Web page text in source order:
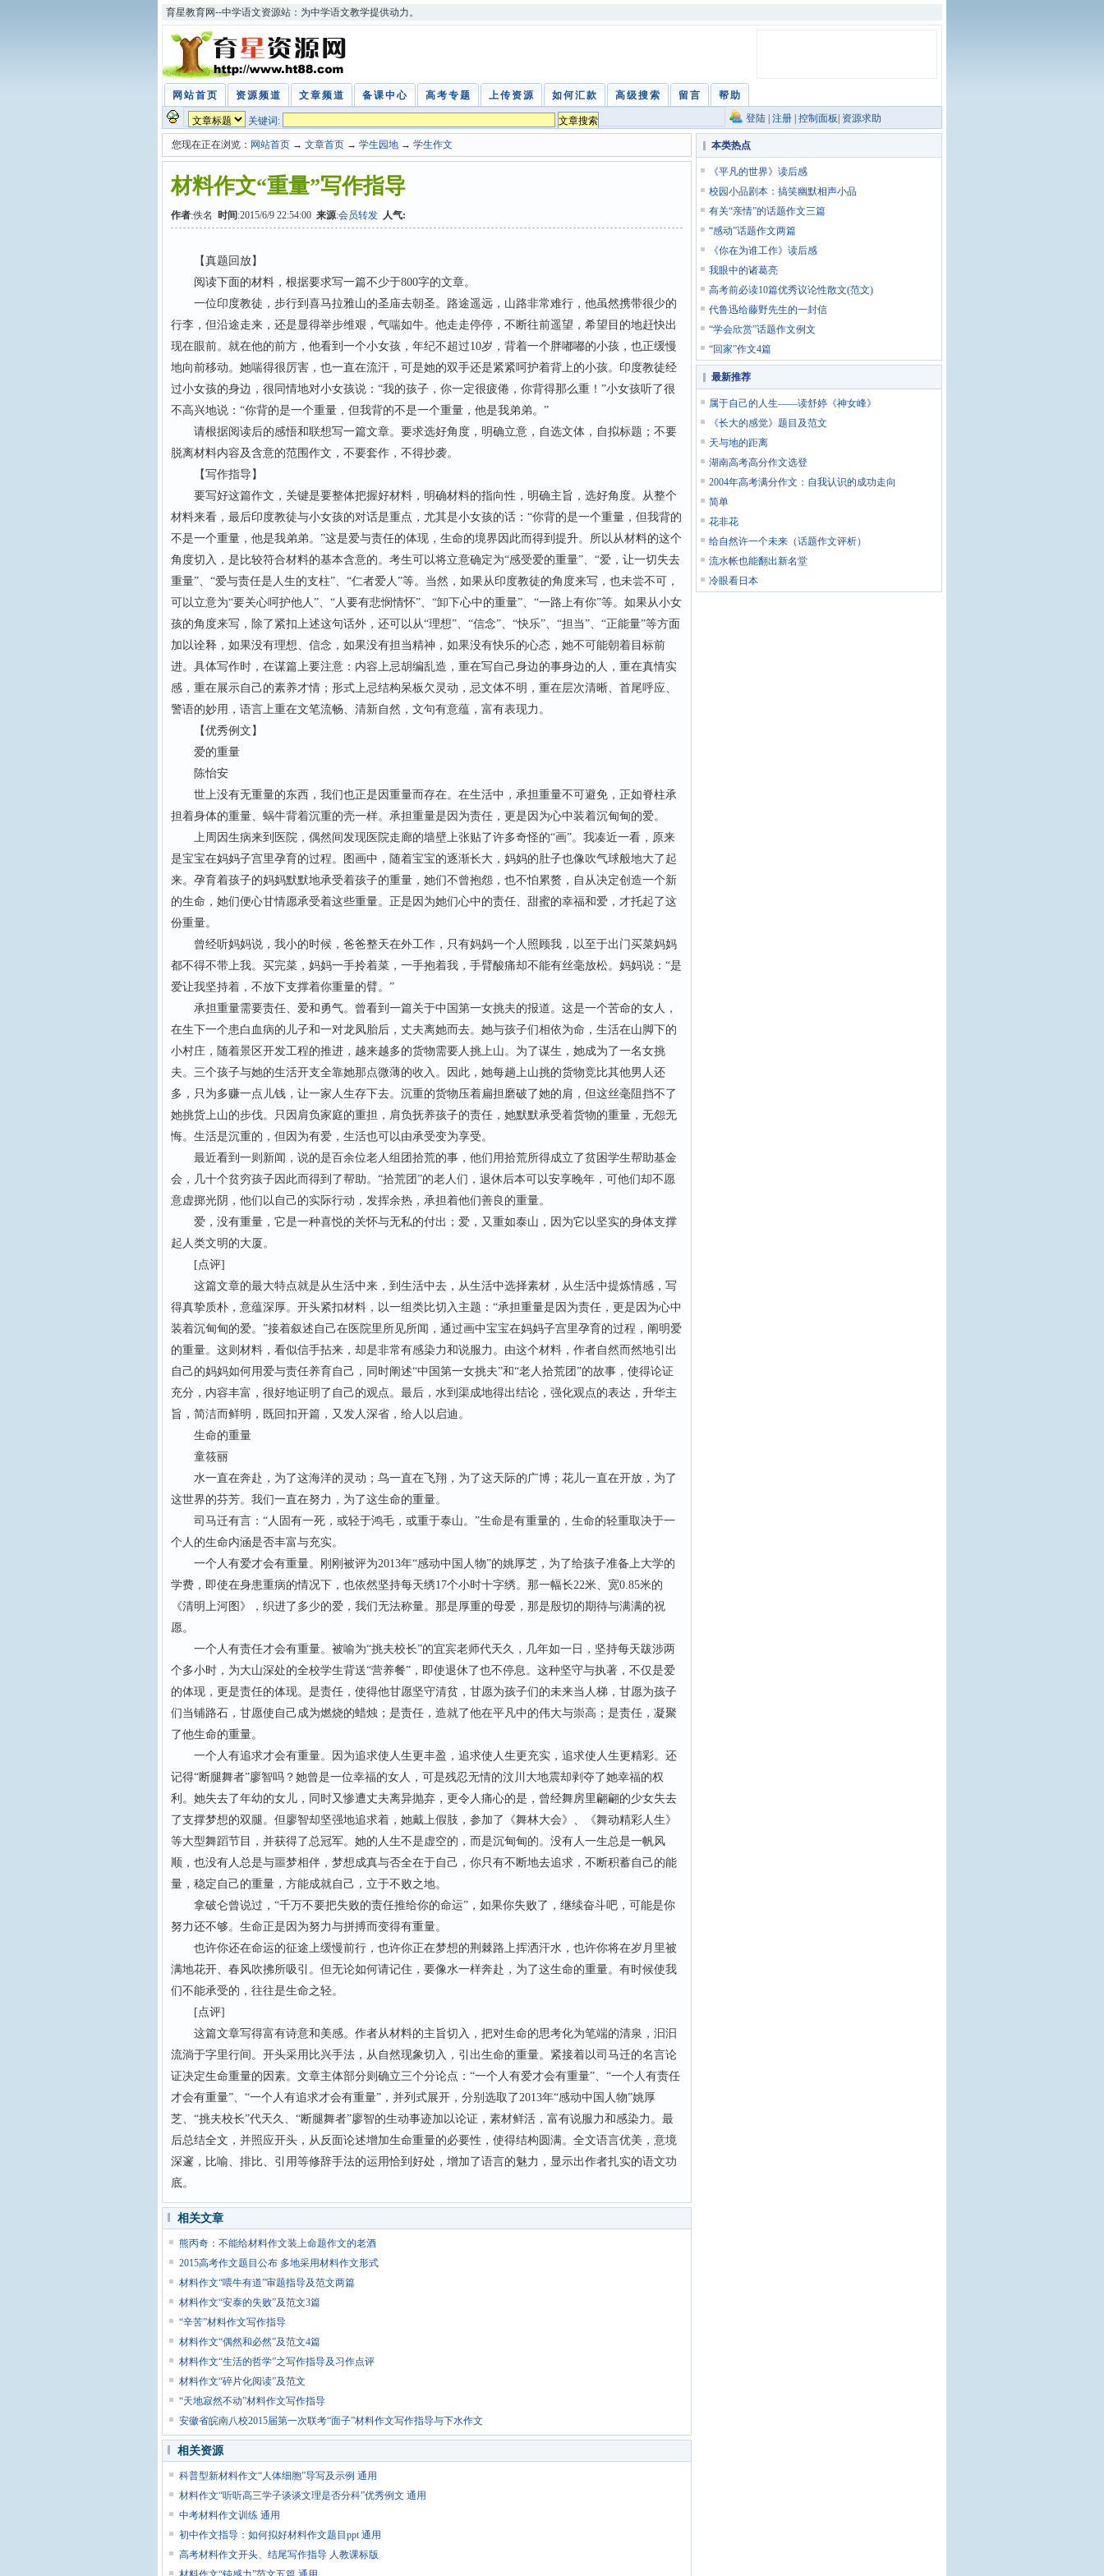
育星教育网--中学语文资源站：为中学语文教学提供动力。
网站首页 资源频道 文章频道 备课中心 高考专题 上传资源 如何汇款 高级搜索 留言 帮助
关键词: 登陆 注册 控制面板 资源求助
您现在正在浏览： 网站首页 → 文章首页 → 学生园地 → 学生作文
材料作文“重量”写作指导
作者:佚名 时间 :2015/6/9 22:54:00 来源:会员转发 人气:
【真题回放】
阅读下面的材料，根据要求写一篇不少于800字的文章。
一位印度教徒，步行到喜马拉雅山的圣庙去朝圣。路途遥远，山路非常难行，他虽然携带很少的
行李，但沿途走来，还是显得举步维艰，气喘如牛。他走走停停，不断往前遥望，希望目的地赶快出
现在眼前。就在他的前方，他看到一个小女孩，年纪不超过10岁，背着一个胖嘟嘟的小孩，也正缓慢
地向前移动。她喘得很厉害，也一直在流汗，可是她的双手还是紧紧呵护着背上的小孩。印度教徒经
过小女孩的身边，很同情地对小女孩说：“我的孩子，你一定很疲倦，你背得那么重！”小女孩听了很
不高兴地说：“你背的是一个重量，但我背的不是一个重量，他是我弟弟。”
请根据阅读后的感悟和联想写一篇文章。要求选好角度，明确立意，自选文体，自拟标题；不要
脱离材料内容及含意的范围作文，不要套作，不得抄袭。
【写作指导】
要写好这篇作文，关键是要整体把握好材料，明确材料的指向性，明确主旨，选好角度。从整个
材料来看，最后印度教徒与小女孩的对话是重点，尤其是小女孩的话：“你背的是一个重量，但我背的
不是一个重量，他是我弟弟。”这是爱与责任的体现，生命的境界因此而得到提升。所以从材料的这个
角度切入，是比较符合材料的基本含意的。考生可以将立意确定为“感受爱的重量”、“爱，让一切失去
重量”、“爱与责任是人生的支柱”、“仁者爱人”等。当然，如果从印度教徒的角度来写，也未尝不可，
可以立意为“要关心呵护他人”、“人要有悲悯情怀”、“卸下心中的重量”、“一路上有你”等。如果从小女
孩的角度来写，除了紧扣上述这句话外，还可以从“理想”、“信念”、“快乐”、“担当”、“正能量”等方面
加以诠释，如果没有理想、信念，如果没有担当精神，如果没有快乐的心态，她不可能朝着目标前
进。具体写作时，在谋篇上要注意：内容上忌胡编乱造，重在写自己身边的事身边的人，重在真情实
感，重在展示自己的素养才情；形式上忌结构呆板欠灵动，忌文体不明，重在层次清晰、首尾呼应、
警语的妙用，语言上重在文笔流畅、清新自然，文句有意蕴，富有表现力。
【优秀例文】
爱的重量
陈怡安
世上没有无重量的东西，我们也正是因重量而存在。在生活中，承担重量不可避免，正如脊柱承
担着身体的重量、蜗牛背着沉重的壳一样。承担重量是因为责任，更是因为心中装着沉甸甸的爱。
上周因生病来到医院，偶然间发现医院走廊的墙壁上张贴了许多奇怪的“画”。我凑近一看，原来
是宝宝在妈妈子宫里孕育的过程。图画中，随着宝宝的逐渐长大，妈妈的肚子也像吹气球般地大了起
来。孕育着孩子的妈妈默默地承受着孩子的重量，她们不曾抱怨，也不怕累赘，自从决定创造一个新
的生命，她们便心甘情愿承受着这些重量。正是因为她们心中的责任、甜蜜的幸福和爱，才托起了这
份重量。
曾经听妈妈说，我小的时候，爸爸整天在外工作，只有妈妈一个人照顾我，以至于出门买菜妈妈
都不得不带上我。买完菜，妈妈一手拎着菜，一手抱着我，手臂酸痛却不能有丝毫放松。妈妈说：“是
爱让我坚持着，不放下支撑着你重量的臂。”
承担重量需要责任、爱和勇气。曾看到一篇关于中国第一女挑夫的报道。这是一个苦命的女人，
在生下一个患白血病的儿子和一对龙凤胎后，丈夫离她而去。她与孩子们相依为命，生活在山脚下的
小村庄，随着景区开发工程的推进，越来越多的货物需要人挑上山。为了谋生，她成为了一名女挑
夫。三个孩子与她的生活开支全靠她那点微薄的收入。因此，她每趟上山挑的货物竞比其他男人还
多，只为多赚一点儿钱，让一家人生存下去。沉重的货物压着扁担磨破了她的肩，但这丝毫阻挡不了
她挑货上山的步伐。只因肩负家庭的重担，肩负抚养孩子的责任，她默默承受着货物的重量，无怨无
悔。生活是沉重的，但因为有爱，生活也可以由承受变为享受。
最近看到一则新闻，说的是百余位老人组团拾荒的事，他们用拾荒所得成立了贫困学生帮助基金
会，几十个贫穷孩子因此而得到了帮助。“拾荒团”的老人们，退休后本可以安享晚年，可他们却不愿
意虚掷光阴，他们以自己的实际行动，发挥余热，承担着他们善良的重量。
爱，没有重量，它是一种喜悦的关怀与无私的付出；爱，又重如泰山，因为它以坚实的身体支撑
起人类文明的大厦。
[点评]
这篇文章的最大特点就是从生活中来，到生活中去，从生活中选择素材，从生活中提炼情感，写
得真挚质朴，意蕴深厚。开头紧扣材料，以一组类比切入主题：“承担重量是因为责任，更是因为心中
装着沉甸甸的爱。”接着叙述自己在医院里所见所闻，通过画中宝宝在妈妈子宫里孕育的过程，阐明爱
的重量。这则材料，看似信手拈来，却是非常有感染力和说服力。由这个材料，作者自然而然地引出
自己的妈妈如何用爱与责任养育自己，同时阐述“中国第一女挑夫”和“老人拾荒团”的故事，使得论证
充分，内容丰富，很好地证明了自己的观点。最后，水到渠成地得出结论，强化观点的表达，升华主
旨，简洁而鲜明，既回扣开篇，又发人深省，给人以启迪。
生命的重量
童筱丽
水一直在奔赴，为了这海洋的灵动；鸟一直在飞翔，为了这天际的广博；花儿一直在开放，为了
这世界的芬芳。我们一直在努力，为了这生命的重量。
司马迁有言：“人固有一死，或轻于鸿毛，或重于泰山。”生命是有重量的，生命的轻重取决于一
个人的生命内涵是否丰富与充实。
一个人有爱才会有重量。刚刚被评为2013年“感动中国人物”的姚厚芝，为了给孩子准备上大学的
学费，即使在身患重病的情况下，也依然坚持每天绣17个小时十字绣。那一幅长22米、宽0.85米的
《清明上河图》，织进了多少的爱，我们无法称量。那是厚重的母爱，那是殷切的期待与满满的祝
愿。
一个人有责任才会有重量。被喻为“挑夫校长”的宜宾老师代天久，几年如一日，坚持每天跋涉两
个多小时，为大山深处的全校学生背送“营养餐”，即使退休了也不停息。这种坚守与执著，不仅是爱
的体现，更是责任的体现。是责任，使得他甘愿坚守清贫，甘愿为孩子们的未来当人梯，甘愿为孩子
们当铺路石，甘愿使自己成为燃烧的蜡烛；是责任，造就了他在平凡中的伟大与崇高；是责任，凝聚
了他生命的重量。
一个人有追求才会有重量。因为追求使人生更丰盈，追求使人生更充实，追求使人生更精彩。还
记得“断腿舞者”廖智吗？她曾是一位幸福的女人，可是残忍无情的汶川大地震却剥夺了她幸福的权
利。她失去了年幼的女儿，同时又惨遭丈夫离异抛弃，更令人痛心的是，曾经舞房里翩翩的少女失去
了支撑梦想的双腿。但廖智却坚强地追求着，她戴上假肢，参加了《舞林大会》、《舞动精彩人生》
等大型舞蹈节目，并获得了总冠军。她的人生不是虚空的，而是沉甸甸的。没有人一生总是一帆风
顺，也没有人总是与噩梦相伴，梦想成真与否全在于自己，你只有不断地去追求，不断积蓄自己的能
量，稳定自己的重量，方能成就自己，立于不败之地。
拿破仑曾说过，“千万不要把失败的责任推给你的命运”，如果你失败了，继续奋斗吧，可能是你
努力还不够。生命正是因为努力与拼搏而变得有重量。
也许你还在命运的征途上缓慢前行，也许你正在梦想的荆棘路上挥洒汗水，也许你将在岁月里被
满地花开、春风吹拂所吸引。但无论如何请记住，要像水一样奔赴，为了这生命的重量。有时候使我
们不能承受的，往往是生命之轻。
[点评]
这篇文章写得富有诗意和美感。作者从材料的主旨切入，把对生命的思考化为笔端的清泉，汩汩
流淌于字里行间。开头采用比兴手法，从自然现象切入，引出生命的重量。紧接着以司马迁的名言论
证决定生命重量的因素。文章主体部分则确立三个分论点：“一个人有爱才会有重量”、“一个人有责任
才会有重量”、“一个人有追求才会有重量”，并列式展开，分别选取了2013年“感动中国人物”姚厚
芝、“挑夫校长”代天久、“断腿舞者”廖智的生动事迹加以论证，素材鲜活，富有说服力和感染力。最
后总结全文，并照应开头，从反面论述增加生命重量的必要性，使得结构圆满。全文语言优美，意境
深邃，比喻、排比、引用等修辞手法的运用恰到好处，增加了语言的魅力，显示出作者扎实的语文功
底。
相关文章
熊丙奇：不能给材料作文装上命题作文的老酒
2015高考作文题目公布 多地采用材料作文形式
材料作文“喂牛有道”审题指导及范文两篇
材料作文“安泰的失败”及范文3篇
“辛苦”材料作文写作指导
材料作文“偶然和必然”及范文4篇
材料作文“生活的哲学”之写作指导及习作点评
材料作文“碎片化阅读”及范文
“天地寂然不动”材料作文写作指导
安徽省皖南八校2015届第一次联考“面子”材料作文写作指导与下水作文
相关资源
科普型新材料作文“人体细胞”导写及示例 通用
材料作文“听听高三学子谈谈文理是否分科”优秀例文 通用
中考材料作文训练 通用
初中作文指导：如何拟好材料作文题目ppt 通用
高考材料作文开头、结尾写作指导 人教课标版
本类热点
《平凡的世界》读后感
校园小品剧本：搞笑幽默相声小品
有关“亲情”的话题作文三篇
“感动”话题作文两篇
《你在为谁工作》读后感
我眼中的诸葛亮
高考前必读10篇优秀议论性散文(范文)
代鲁迅给藤野先生的一封信
“学会欣赏”话题作文例文
“回家”作文4篇
最新推荐
属于自己的人生——读舒婷《神女峰》
《长大的感觉》题目及范文
天与地的距离
湖南高考高分作文选登
2004年高考满分作文：自我认识的成功走向
简单
花非花
给自然许一个未来（话题作文评析）
流水帐也能翻出新名堂
冷眼看日本